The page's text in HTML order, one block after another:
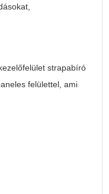
strapabíró
felülettel, ami